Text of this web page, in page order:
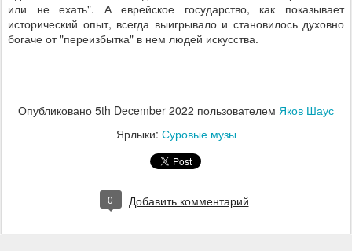
или не ехать". А еврейское государство, как показывает
исторический опыт, всегда выигрывало и становилось духовно
богаче от "переизбытка" в нем людей искусства.
Опубликовано 5th December 2022 пользователем Яков Шаус
Ярлыки: Суровые музы
0 Добавить комментарий